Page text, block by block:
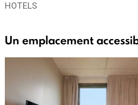
HOTELS
Un emplacement